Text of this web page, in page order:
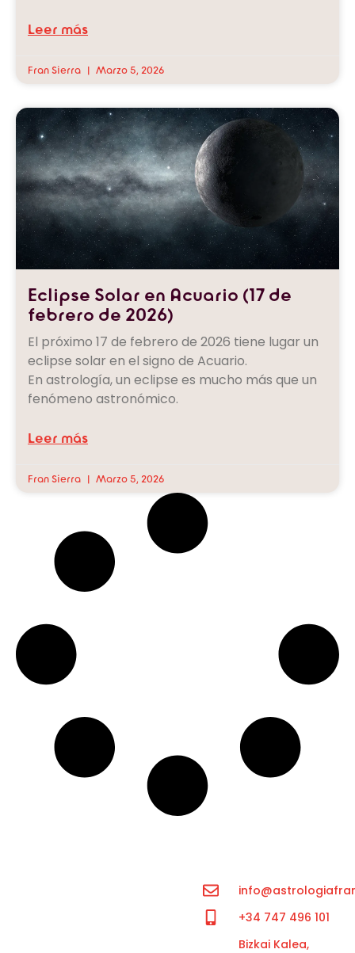
Leer más
Fran Sierra Marzo 5, 2026
Eclipse Solar en Acuario (17 de
febrero de 2026)
El próximo 17 de febrero de 2026 tiene lugar un
eclipse solar en el signo de Acuario.
En astrología, un eclipse es mucho más que un
fenómeno astronómico.
Leer más
Fran Sierra Marzo 5, 2026
+34 747 496 101
Bizkai Kalea,